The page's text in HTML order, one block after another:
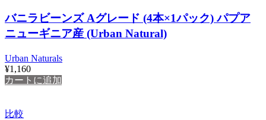
バニラビーンズ Aグレード (4本×1パック) パプア
ニューギニア産 (Urban Natural)
Urban Naturals
¥1,160
カートに追加
比較